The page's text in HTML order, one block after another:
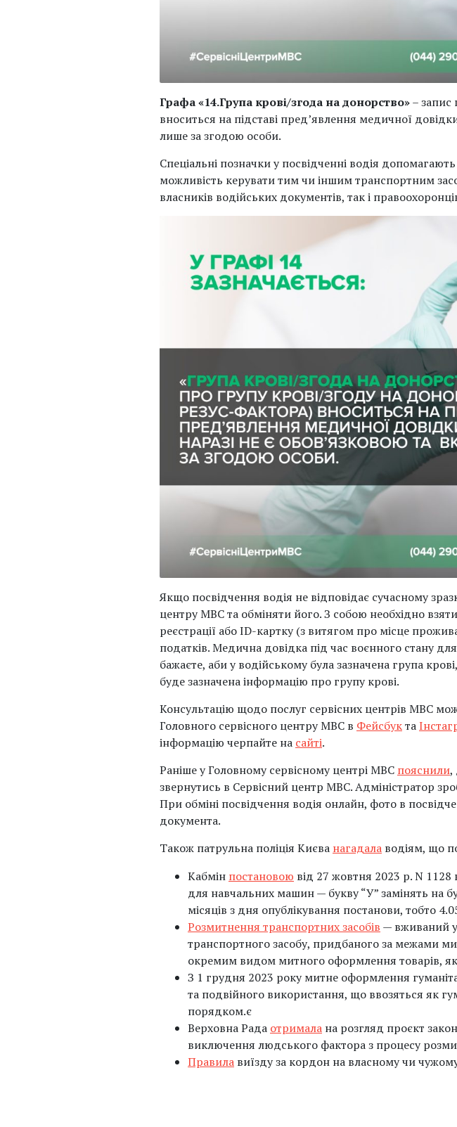
Графа «14.Група крові/згода на донорство»– запис
вноситься на підставі пред’явлення медичної
лише за згодою особи.
Спеціальні позначки у посвідченні водія
можливість керувати тим чи іншим транспортним
власників водійських документів, так і
Якщо посвідчення водія не відповідає сучасному
центру МВС та обміняти його. З собою необхідно
реєстрації або ID-картку (з витягом про місце
податків. Медична довідка під час воєнного стану
бажаєте, аби у водійському була зазначена група
буде зазначена інформацію про групу крові.
Консультацію щодо послуг сервісних центрів МВС
Головного сервісного центру МВС в Фейсбукта
інформацію черпайте на сайті.
Раніше у Головному сервісному центрі МВС пояснили,
звернутись в Сервісний центр МВС. Адміністратор
При обміні посвідчення водія онлайн, фото в
документа.
Також патрульна поліція Києва нагадала водіям, що
Кабмін постановою від 27 жовтня 2023 р. N
для навчальних машин — букву “У” замінять на
місяців з дня опублікування постанови, тобто
Розмитнення транспортних засобів — вживаний у
транспортного засобу, придбаного за межами
окремим видом митного оформлення товарів,
З 1 грудня 2023 року митне оформлення
та подвійного використання, що ввозяться як
порядком.є
Верховна Рада отримала на розгляд проєкт
виключення людського фактора з процесу
Правила виїзду за кордон на власному чи